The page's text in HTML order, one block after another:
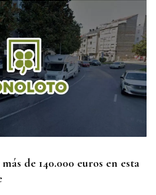
de 140.000 euros en esta